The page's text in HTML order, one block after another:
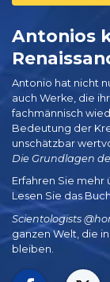
Antonios
Antonio hat nicht
auch Werke, die
fachmännisch
Bedeutung der
unschätzbar
Die Grundlagen
Erfahren Sie mehr
Lesen Sie das
Scientologists
ganzen Welt, die
bleiben.